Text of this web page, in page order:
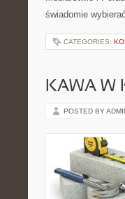
świadomie
CATEGORIES:
KAWA W
POSTED BY